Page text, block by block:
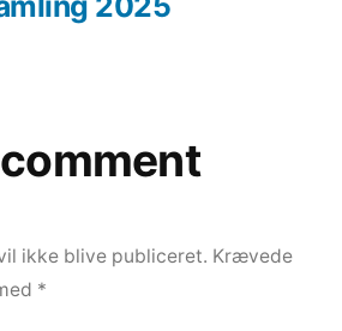
ikke blive publiceret. Krævede
*